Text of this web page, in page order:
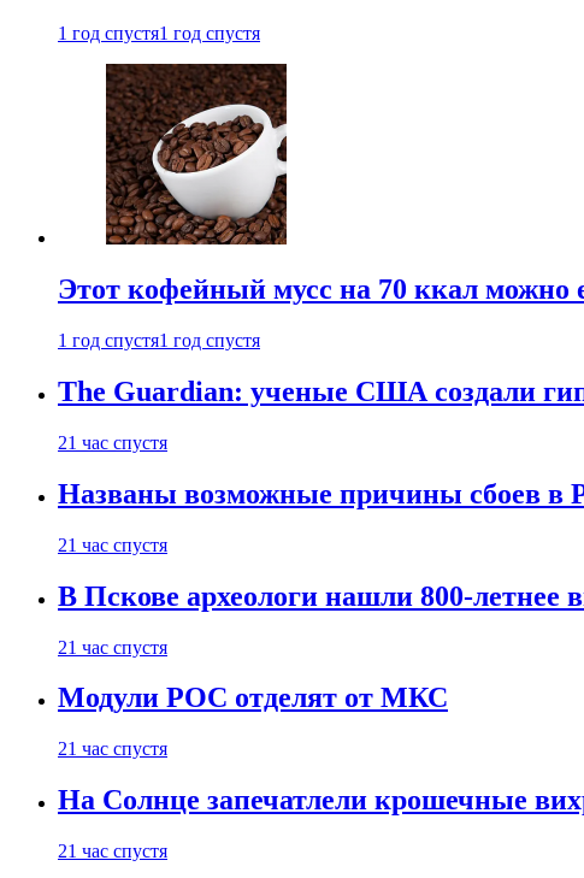
1 год спустя1 год спустя
Этот кофейный мусс на 70 ккал можно
1 год спустя1 год спустя
The Guardian: ученые США создали
21 час спустя
Названы возможные причины сбоев в
21 час спустя
В Пскове археологи нашли 800-летнее
21 час спустя
Модули РОС отделят от МКС
21 час спустя
На Солнце запечатлели крошечные
21 час спустя